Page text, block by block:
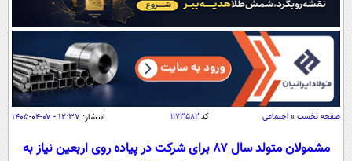
آب و هوا
اوقات شرعی
سواد زندگی
اقتصاد
اقتصادی
جامعه
صفحه نخست » اجتماعی کد ۱۱۷۳۵۸۲ انتشار: ۱۲:۳۷ - ۰۷-۰۴-۱۴۰۵
مشمولان متولد سال ۸۷ برای شرکت در پیاده روی اربعین نیاز به